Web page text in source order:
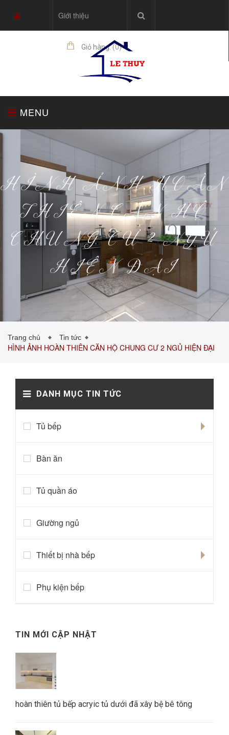
Giới thiệu
Giỏ hàng:(0)
MENU
TRANG CHỦ THIẾT BỊ NHÀ BẾP
PHÒNG KHÁCH PHÒNG NGỦ
BẢNG GIÁ VẬT LIỆU LIÊN HỆ 0989043453
HÌNH ẢNH HOÀN
THIÊN CĂN HỘ
CHUNG CƯ 2 NGỦ
HIỆN ĐẠI
Trang chủ Tin tức
HÌNH ẢNH HOÀN THIÊN CĂN HỘ CHUNG CƯ 2 NGỦ HIỆN ĐẠI
DANH MỤC TIN TỨC
Tủ bếp
Bàn ăn
Tủ quần áo
Giường ngủ
Thiết bị nhà bếp
Phụ kiện bếp
TIN MỚI CẬP NHẬT
hoàn thiên tủ bếp acryic tủ dưới đã xây bệ bê tông